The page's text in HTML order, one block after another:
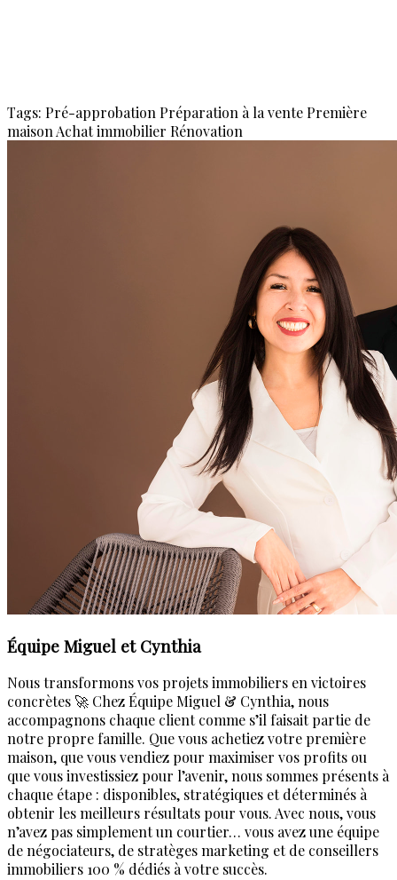
Tags: Pré-approbation Préparation à la vente Première
maison Achat immobilier Rénovation
Équipe Miguel et Cynthia
Nous transformons vos projets immobiliers en victoires
concrètes 🚀 Chez Équipe Miguel & Cynthia, nous
accompagnons chaque client comme s’il faisait partie de
notre propre famille. Que vous achetiez votre première
maison, que vous vendiez pour maximiser vos profits ou
que vous investissiez pour l’avenir, nous sommes présents à
chaque étape : disponibles, stratégiques et déterminés à
obtenir les meilleurs résultats pour vous. Avec nous, vous
n’avez pas simplement un courtier… vous avez une équipe
de négociateurs, de stratèges marketing et de conseillers
immobiliers 100 % dédiés à votre succès.